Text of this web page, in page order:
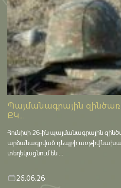
Պայմանագրային
ՔԿ...
Հունիսի 26-ին պայմանագրային
արձանագրված դեպքի առթիվ
տեղեկացնում են ...
26.06.26